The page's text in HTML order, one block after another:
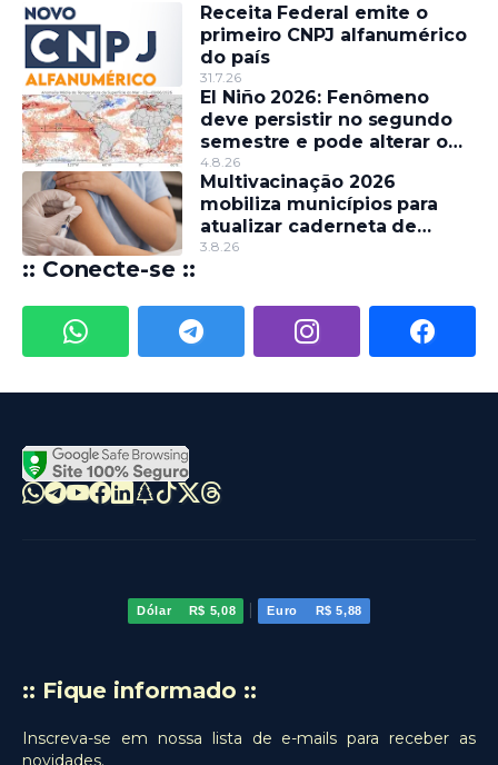
Receita Federal emite o
primeiro CNPJ alfanumérico
do país
31.7.26
El Niño 2026: Fenômeno
deve persistir no segundo
semestre e pode alterar o
regime de chuvas
4.8.26
Multivacinação 2026
mobiliza municípios para
atualizar caderneta de
crianças e adolescentes
3.8.26
:: Conecte-se ::
Dólar R$ 5,08 | Euro R$ 5,88
:: Fique informado ::
Inscreva-se em nossa lista de e-mails para receber as
novidades.